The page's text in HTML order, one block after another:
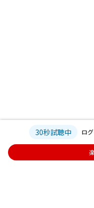
30秒試聴中 ロ